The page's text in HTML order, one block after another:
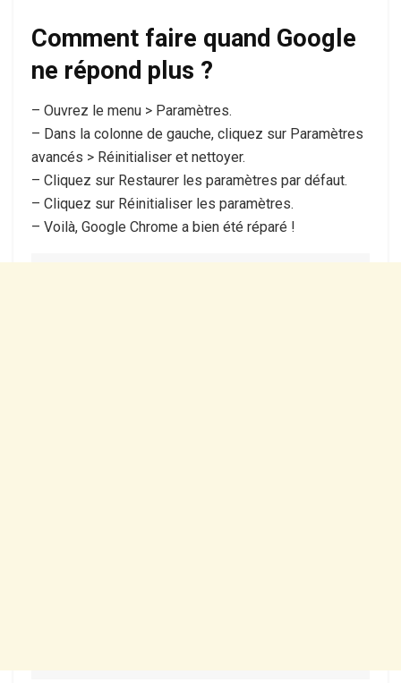
Comment faire quand Google
ne répond plus ?
– Ouvrez le menu > Paramètres.
– Dans la colonne de gauche, cliquez sur Paramètres
avancés > Réinitialiser et nettoyer.
– Cliquez sur Restaurer les paramètres par défaut.
– Cliquez sur Réinitialiser les paramètres.
– Voilà, Google Chrome a bien été réparé !